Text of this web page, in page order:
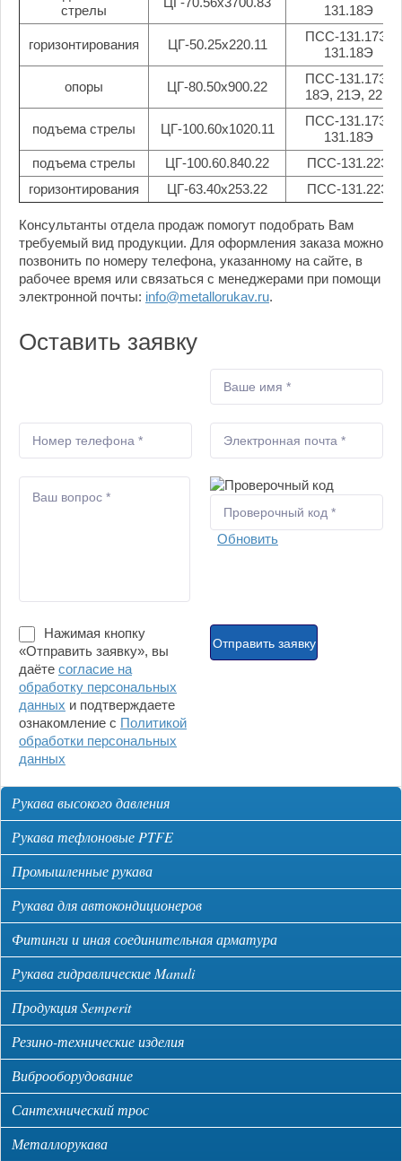
стрелы
131.18Э
горизонтирования ЦГ-50.25х220.11
ПСС-131.17Э,
131.18Э
опоры ЦГ-80.50х900.22
ПСС-131.17Э,
18Э, 21Э, 22Э
подъема стрелы ЦГ-100.60х1020.11
ПСС-131.17Э,
131.18Э
подъема стрелы
ЦГ-100.60.840.22
ПСС-131.22Э
горизонтирования
ЦГ-63.40х253.22 ПСС-131.22Э
Консультанты отдела продаж помогут подобрать Вам
требуемый вид продукции. Для оформления заказа можно
позвонить по номеру телефона, указанному на сайте, в
рабочее время или связаться с менеджерами при помощи
электронной почты: info@metallorukav.ru.
Оставить заявку
Обновить
Нажимая кнопку
«Отправить заявку», вы
даёте согласие на
обработку персональных
данных и подтверждаете
ознакомление с Политикой
обработки персональных
данных
Рукава высокого давления
Рукава тефлоновые PTFE
Промышленные рукава
Рукава для автокондиционеров
Фитинги и иная соединительная арматура
Рукава гидравлические Manuli
Продукция Semperit
Резино-технические изделия
Виброоборудование
Сантехнический трос
Металлорукава